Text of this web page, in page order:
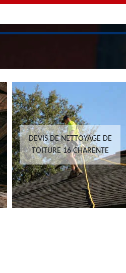
DEVIS DE NETTOYAGE DE
TOITURE 16 CHARENTE